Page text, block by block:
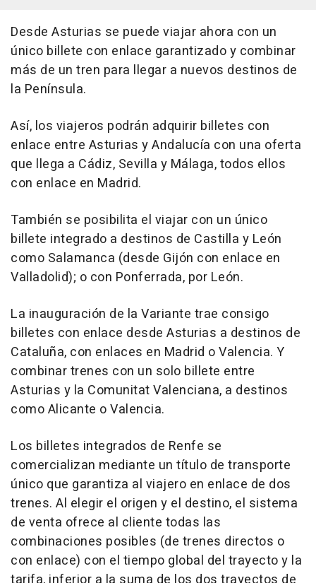
Desde Asturias se puede viajar ahora con un
único billete con enlace garantizado y combinar
más de un tren para llegar a nuevos destinos de
la Península.
Así, los viajeros podrán adquirir billetes con
enlace entre Asturias y Andalucía con una oferta
que llega a Cádiz, Sevilla y Málaga, todos ellos
con enlace en Madrid.
También se posibilita el viajar con un único
billete integrado a destinos de Castilla y León
como Salamanca (desde Gijón con enlace en
Valladolid); o con Ponferrada, por León.
La inauguración de la Variante trae consigo
billetes con enlace desde Asturias a destinos de
Cataluña, con enlaces en Madrid o Valencia. Y
combinar trenes con un solo billete entre
Asturias y la Comunitat Valenciana, a destinos
como Alicante o Valencia.
Los billetes integrados de Renfe se
comercializan mediante un título de transporte
único que garantiza al viajero en enlace de dos
trenes. Al elegir el origen y el destino, el sistema
de venta ofrece al cliente todas las
combinaciones posibles (de trenes directos o
con enlace) con el tiempo global del trayecto y la